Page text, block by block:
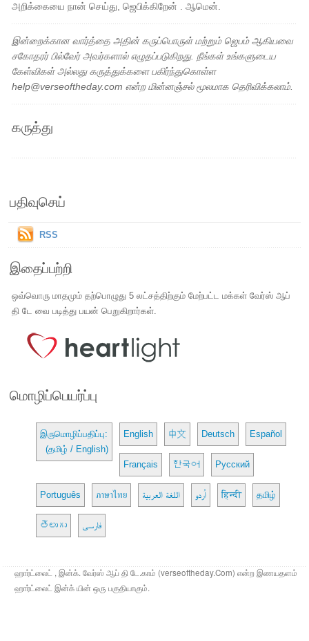
அறிக்கையை நான் செய்து, ஜெபிக்கிறேன் . ஆமென்.
இன்றைக்கான வார்த்தை அதின் கருப்பொருள் மற்றும் ஜெபம் ஆகியவை
சகோதரர் பில்வேர் அவர்களால் எழுதப்படுகிறது. நீங்கள் உங்களுடைய
கேள்விகள் அல்லது கருத்துக்களை பகிர்ந்துகொள்ள
help@verseoftheday.com என்ற மின்னஞ்சல் மூலமாக தெரிவிக்கலாம்.
கருத்து
பதிவுசெய்
RSS
இதைப்பற்றி
ஒவ்வொரு மாதமும் தற்பொழுது 5 லட்சத்திற்கும் மேற்பட்ட மக்கள் வேர்ஸ் ஆப்
தி டே வை படித்து பயன் பெறுகிறார்கள்.
மொழிப்பெயர்ப்பு
இருமொழிப்பதிப்பு:
(தமிழ் / English)
English 中文 Deutsch Español
Français 한국어 Русский
Português ภาษาไทย اللغة العربية اُردو हिन्दी தமிழ்
తెలుగు فارسی
ஹார்ட்லைட் , இன்க். வேர்ஸ் ஆப் தி டே.காம் (verseoftheday.Com) என்ற இணயதளம்
ஹார்ட்லைட் இன்க் யின் ஒரு பகுதியாகும்.